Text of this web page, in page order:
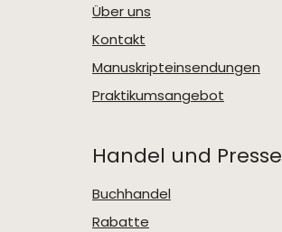
Über uns
Kontakt
Manuskripteinsendungen
Praktikumsangebot
Handel und Presse
Buchhandel
Rabatte